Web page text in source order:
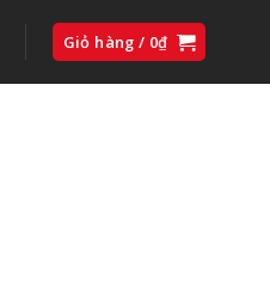
Giỏ hàng / 0₫